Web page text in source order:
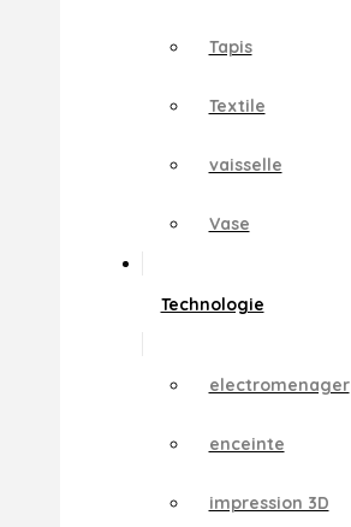
Tapis
Textile
vaisselle
Vase
Technologie
electromenager
enceinte
impression 3D